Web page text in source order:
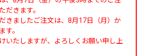
だきます。
きましたご注文は、8月17日（月）か
す。
いたしますが、よろしくお願い申し上